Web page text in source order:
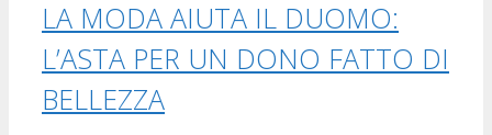
LA MODA AIUTA IL DUOMO:
L’ASTA PER UN DONO FATTO DI
BELLEZZA